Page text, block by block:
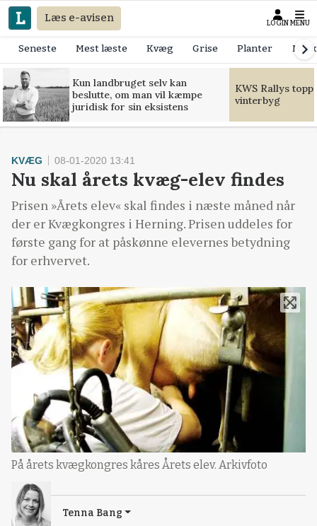
Læs e-avisen LOGIN MENU
Seneste Mest læste Kvæg Grise Planter
Kun landbruget selv kan
beslutte, om man vil kæmpe
juridisk for sin eksistens
KWS Rallys
vinterbyg
KVÆG 08-01-2020 13:41
Nu skal årets kvæg-elev findes
Prisen »Årets elev« skal findes i næste måned når
der er Kvægkongres i Herning. Prisen uddeles for
første gang for at påskønne elevernes betydning
for erhvervet.
På årets kvægkongres kåres Årets elev. Arkivfoto
Tenna Bang